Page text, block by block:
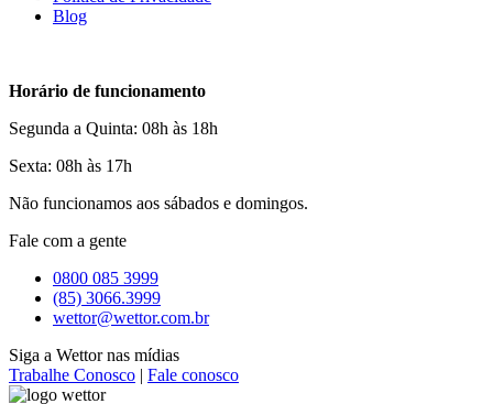
Blog
Horário de funcionamento
Segunda a Quinta: 08h às 18h
Sexta: 08h às 17h
Não funcionamos aos sábados e domingos.
Fale com a gente
0800 085 3999
(85) 3066.3999
wettor@wettor.com.br
Siga a Wettor nas mídias
Trabalhe Conosco | Fale conosco